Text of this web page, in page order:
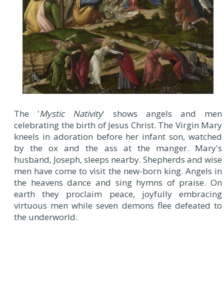
The 'Mystic Nativity' shows angels and men
celebrating the birth of Jesus Christ. The Virgin Mary
kneels in adoration before her infant son, watched
by the ox and the ass at the manger. Mary's
husband, Joseph, sleeps nearby. Shepherds and wise
men have come to visit the new-born king. Angels in
the heavens dance and sing hymns of praise. On
earth they proclaim peace, joyfully embracing
virtuous men while seven demons flee defeated to
the underworld.